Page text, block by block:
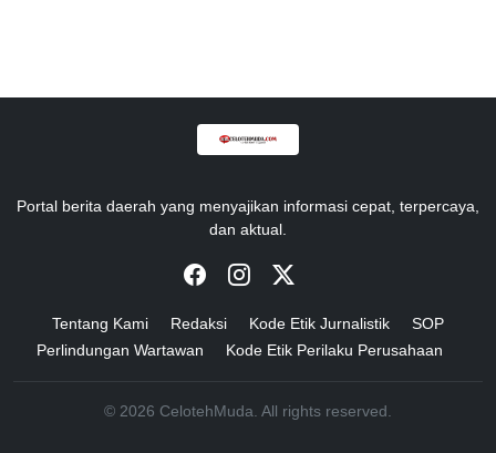
Portal berita daerah yang menyajikan informasi cepat, terpercaya,
dan aktual.
Tentang Kami Redaksi Kode Etik Jurnalistik
SOP
Perlindungan Wartawan
Kode Etik Perilaku Perusahaan
© 2026 CelotehMuda. All rights reserved.